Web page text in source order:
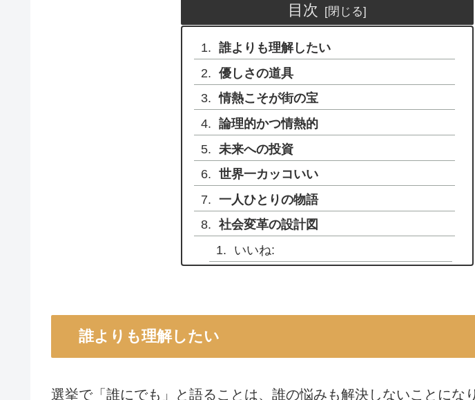
目次
誰よりも理解したい
優しさの道具
情熱こそが街の宝
論理的かつ情熱的
未来への投資
世界一カッコいい
一人ひとりの物語
社会変革の設計図
いいね:
誰よりも理解したい
選挙で「誰にでも」と語ることは、誰の悩みも解決しないことにな